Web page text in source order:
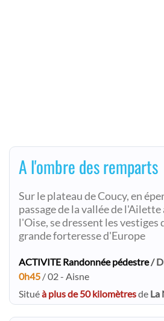
A l'ombre des remparts
Sur le plateau de Coucy, en
passage de la vallée de l'Ailette
l'Oise, se dressent les vestiges
grande forteresse d'Europe
ACTIVITE Randonnée pédestre/
0h45 / 02 - Aisne
Situéà plus de 50 kilomètresde La